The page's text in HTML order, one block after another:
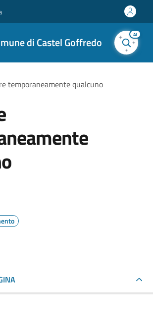
di Castel Goffredo
AI
pane
temporaneamente qualcuno